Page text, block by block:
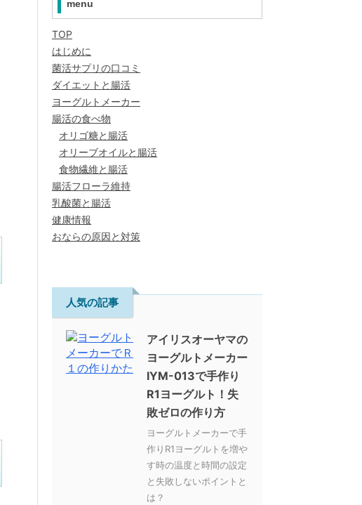
menu
TOP
はじめに
菌活サプリの口コミ
ダイエットと腸活
ヨーグルトメーカー
腸活の食べ物
オリゴ糖と腸活
オリーブオイルと腸活
食物繊維と腸活
腸活フローラ維持
乳酸菌と腸活
健康情報
おならの原因と対策
人気の記事
アイリスオーヤマの
ヨーグルトメーカー
IYM-013で手作り
R1ヨーグルト！失
敗ゼロの作り方
ヨーグルトメーカーで手
作りR1ヨーグルトを増や
す時の温度と時間の設定
と失敗しないポイントと
は？